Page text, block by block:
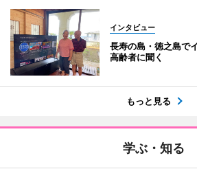
インタビュー
長寿の島・徳之島で
高齢者に聞く
もっと見る
学ぶ・知る